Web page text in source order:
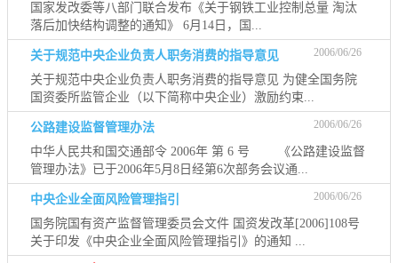
国家发改委等八部门联合发布《关于钢铁工业控制总量 淘汰
落后加快结构调整的通知》 6月14日，国...
关于规范中央企业负责人职务消费的指导意见 2006/06/26
关于规范中央企业负责人职务消费的指导意见 为健全国务院
国资委所监管企业（以下简称中央企业）激励约束...
公路建设监督管理办法 2006/06/26
中华人民共和国交通部令 2006年 第 6 号 《公路建设监督
管理办法》已于2006年5月8日经第6次部务会议通...
中央企业全面风险管理指引 2006/06/26
国务院国有资产监督管理委员会文件 国资发改革[2006]108号
关于印发《中央企业全面风险管理指引》的通知 ...